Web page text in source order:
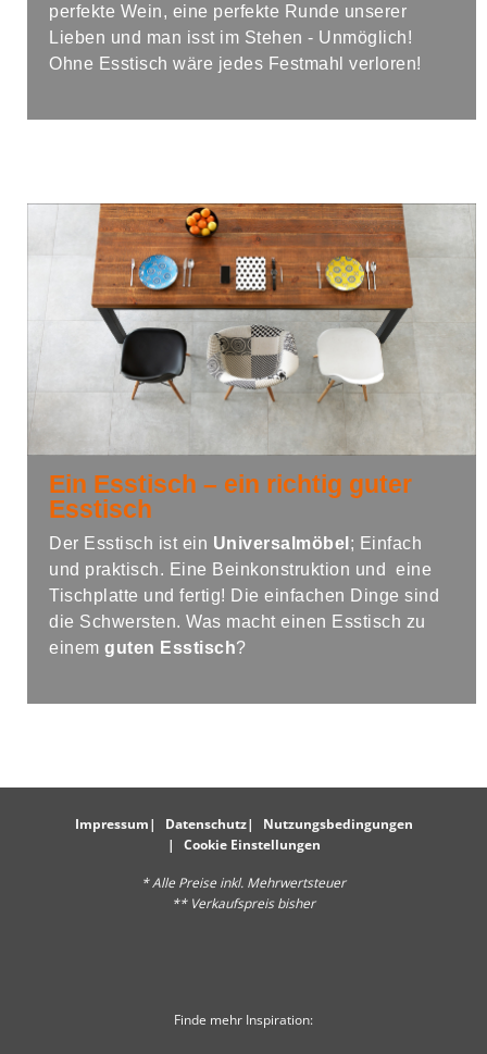
perfekte Wein, eine perfekte Runde unserer
Lieben und man isst im Stehen - Unmöglich!
Ohne Esstisch wäre jedes Festmahl verloren!
Ein Esstisch – ein richtig guter
Esstisch
Der Esstisch ist ein Universalmöbel ; Einfach
und praktisch. Eine Beinkonstruktion und eine
Tischplatte und fertig! Die einfachen Dinge sind
die Schwersten. Was macht einen Esstisch zu
einem guten Esstisch?
Impressum Datenschutz
Nutzungsbedingungen
Cookie Einstellungen
* Alle Preise inkl. Mehrwertsteuer
** Verkaufspreis bisher
Finde mehr Inspiration: